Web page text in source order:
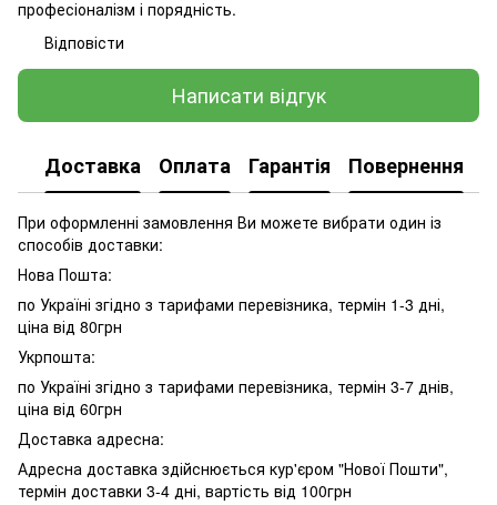
професіоналізм і порядність.
Відповісти
Написати відгук
Доставка Оплата Гарантія Повернення
При оформленні замовлення Ви можете вибрати один із
способів доставки:
Нова Пошта:
по Україні згідно з тарифами перевізника, термін 1-3 дні,
ціна від 80грн
Укрпошта:
по Україні згідно з тарифами перевізника, термін 3-7 днів,
ціна від 60грн
Доставка адресна:
Адресна доставка здійснюється кур'єром "Нової Пошти",
термін доставки 3-4 дні, вартість від 100грн